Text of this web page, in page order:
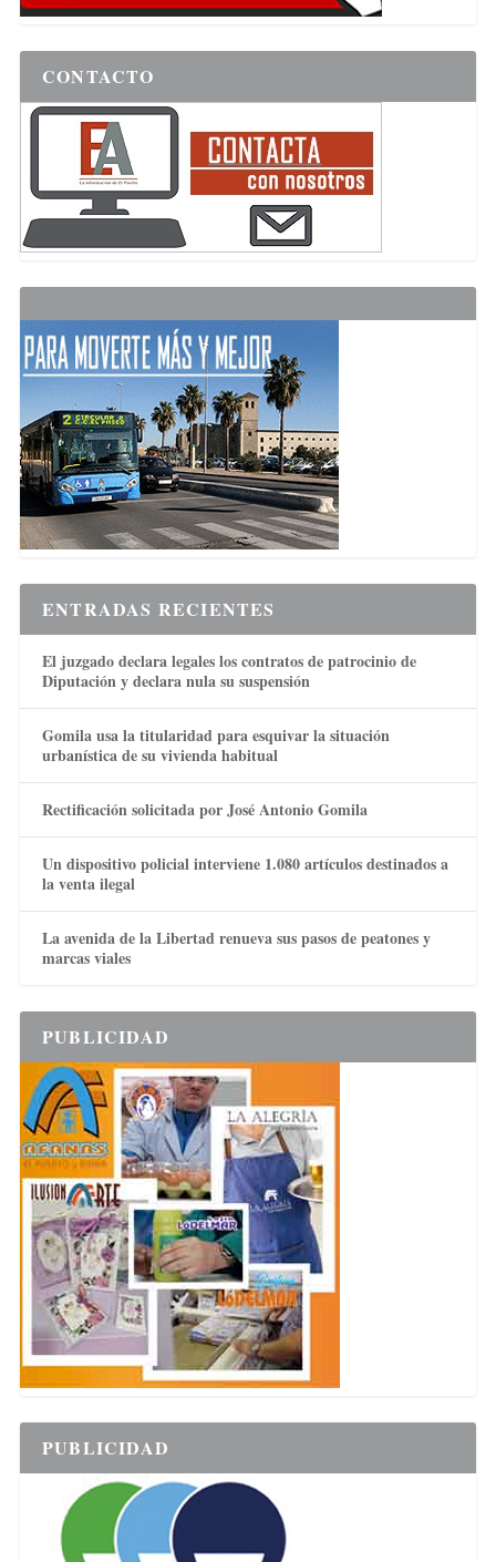
CONTACTO
ENTRADAS RECIENTES
El juzgado declara legales los contratos de patrocinio de
Diputación y declara nula su suspensión
Gomila usa la titularidad para esquivar la situación
urbanística de su vivienda habitual
Rectificación solicitada por José Antonio Gomila
Un dispositivo policial interviene 1.080 artículos destinados a
la venta ilegal
La avenida de la Libertad renueva sus pasos de peatones y
marcas viales
PUBLICIDAD
PUBLICIDAD